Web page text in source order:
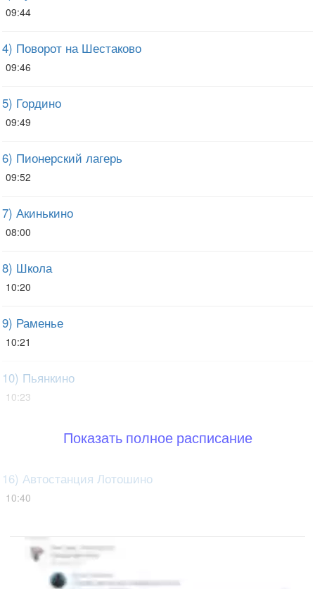
09:44
4) Поворот на Шестаково
09:46
5) Гордино
09:49
6) Пионерский лагерь
09:52
7) Акинькино
08:00
8) Школа
10:20
9) Раменье
10:21
10) Пьянкино
10:23
Показать полное расписание
16) Автостанция Лотошино
10:40